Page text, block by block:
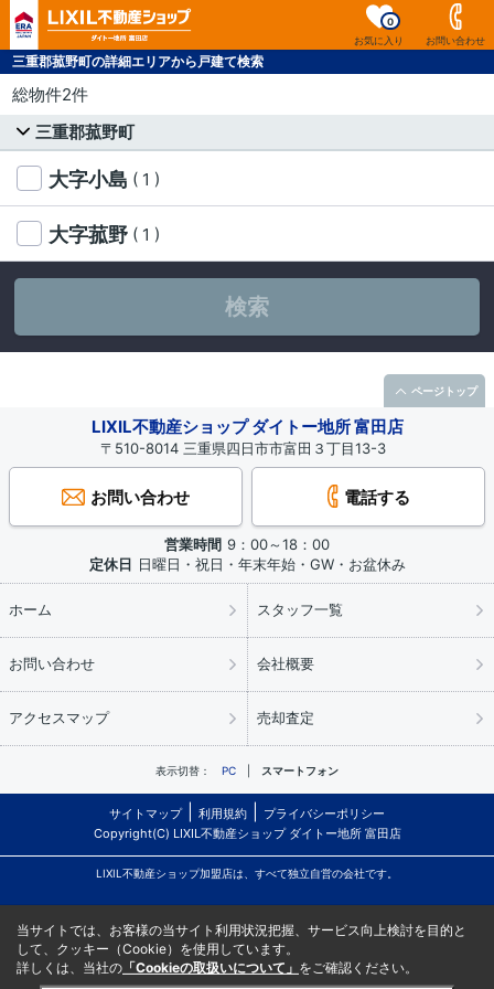
お気に入り
0
お問い合わせ
三重郡菰野町の詳細エリアから戸建て検索
総物件2件
三重郡菰野町
大字小島 ( 1 )
大字菰野 ( 1 )
検索
LIXIL不動産ショップ ダイトー地所 富田店
〒510-8014 三重県四日市市富田３丁目13-3
お問い合わせ 電話する
営業時間 9：00～18：00
定休日 日曜日・祝日・年末年始・GW・お盆休み
ホーム スタッフ一覧
お問い合わせ 会社概要
アクセスマップ 売却査定
表示切替： PC スマートフォン
サイトマップ 利用規約
プライバシーポリシー
Copyright(C) LIXIL不動産ショップ ダイトー地所 富田店
LIXIL不動産ショップ加盟店は、すべて独立自営の会社です。
ページトップ
当サイトでは、お客様の当サイト利用状況把握、サービス向上検討を目的と
して、クッキー（Cookie）を使用しています。
詳しくは、当社の 「Cookieの取扱いについて」 をご確認ください。